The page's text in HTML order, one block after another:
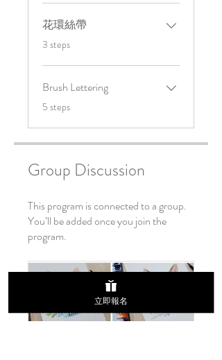
花環絲帶
.3 steps
Brush Lettering
.5 steps
Group Discussion
This program is connected to a group.
You’ll be added once you join the
program.
立即報名